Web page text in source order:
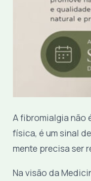
A fibromialgia não
física, é um sinal
mente precisa ser
Na visão da